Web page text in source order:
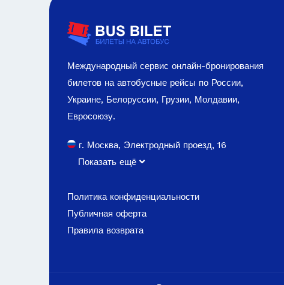
Международный сервис онлайн-бронирования
билетов на автобусные рейсы по России,
Украине, Белоруссии, Грузии, Молдавии,
Евросоюзу.
г. Москва, Электродный проезд, 16
Показать ещё
Политика конфиденциальности
Публичная оферта
Правила возврата